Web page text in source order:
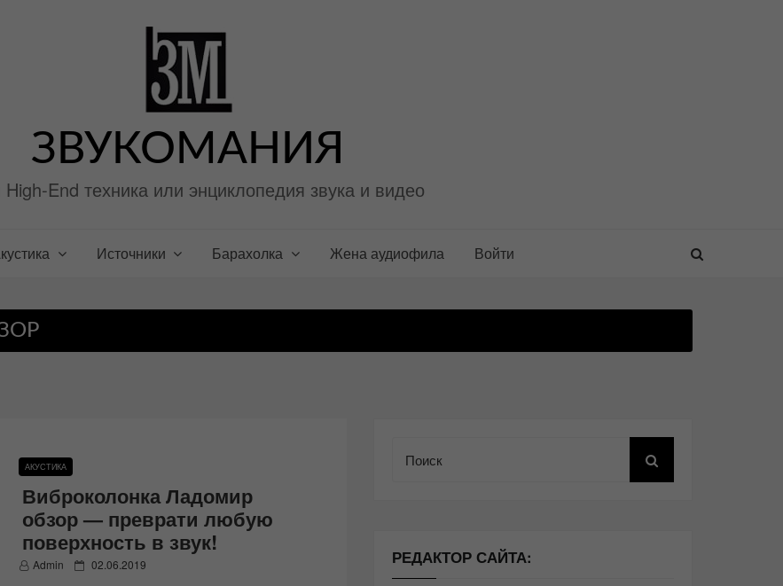
ЗВУКОМАНИЯ
High-End техника или энциклопедия звука и видео
Источники Барахолка Жена аудиофила Войти
АКУСТИКА
Виброколонка Ладомир
обзор — преврати любую
поверхность в звук!
Admin
P 02.06.2019 РЕДАКТОР САЙТА: